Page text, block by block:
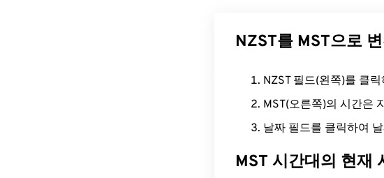
NZST를 MST으로
NZST 필드(왼쪽)를 클
MST(오른쪽)의 시간은
날짜 필드를 클릭하여
MST 시간대의 현재